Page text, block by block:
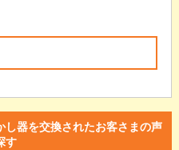
し器を交換されたお客さまの声
す